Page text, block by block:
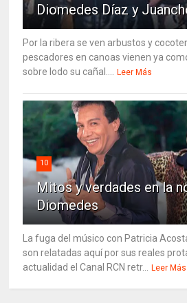
Diomedes Díaz y
Por la ribera se ven arbustos y
pescadores en canoas vienen ya
sobre lodo su cañal.... Leer Más
10
Mitos y verdades en la
Diomedes
La fuga del músico con Patricia
son relatadas aquí por sus reales
actualidad el Canal RCN retr... Leer Más